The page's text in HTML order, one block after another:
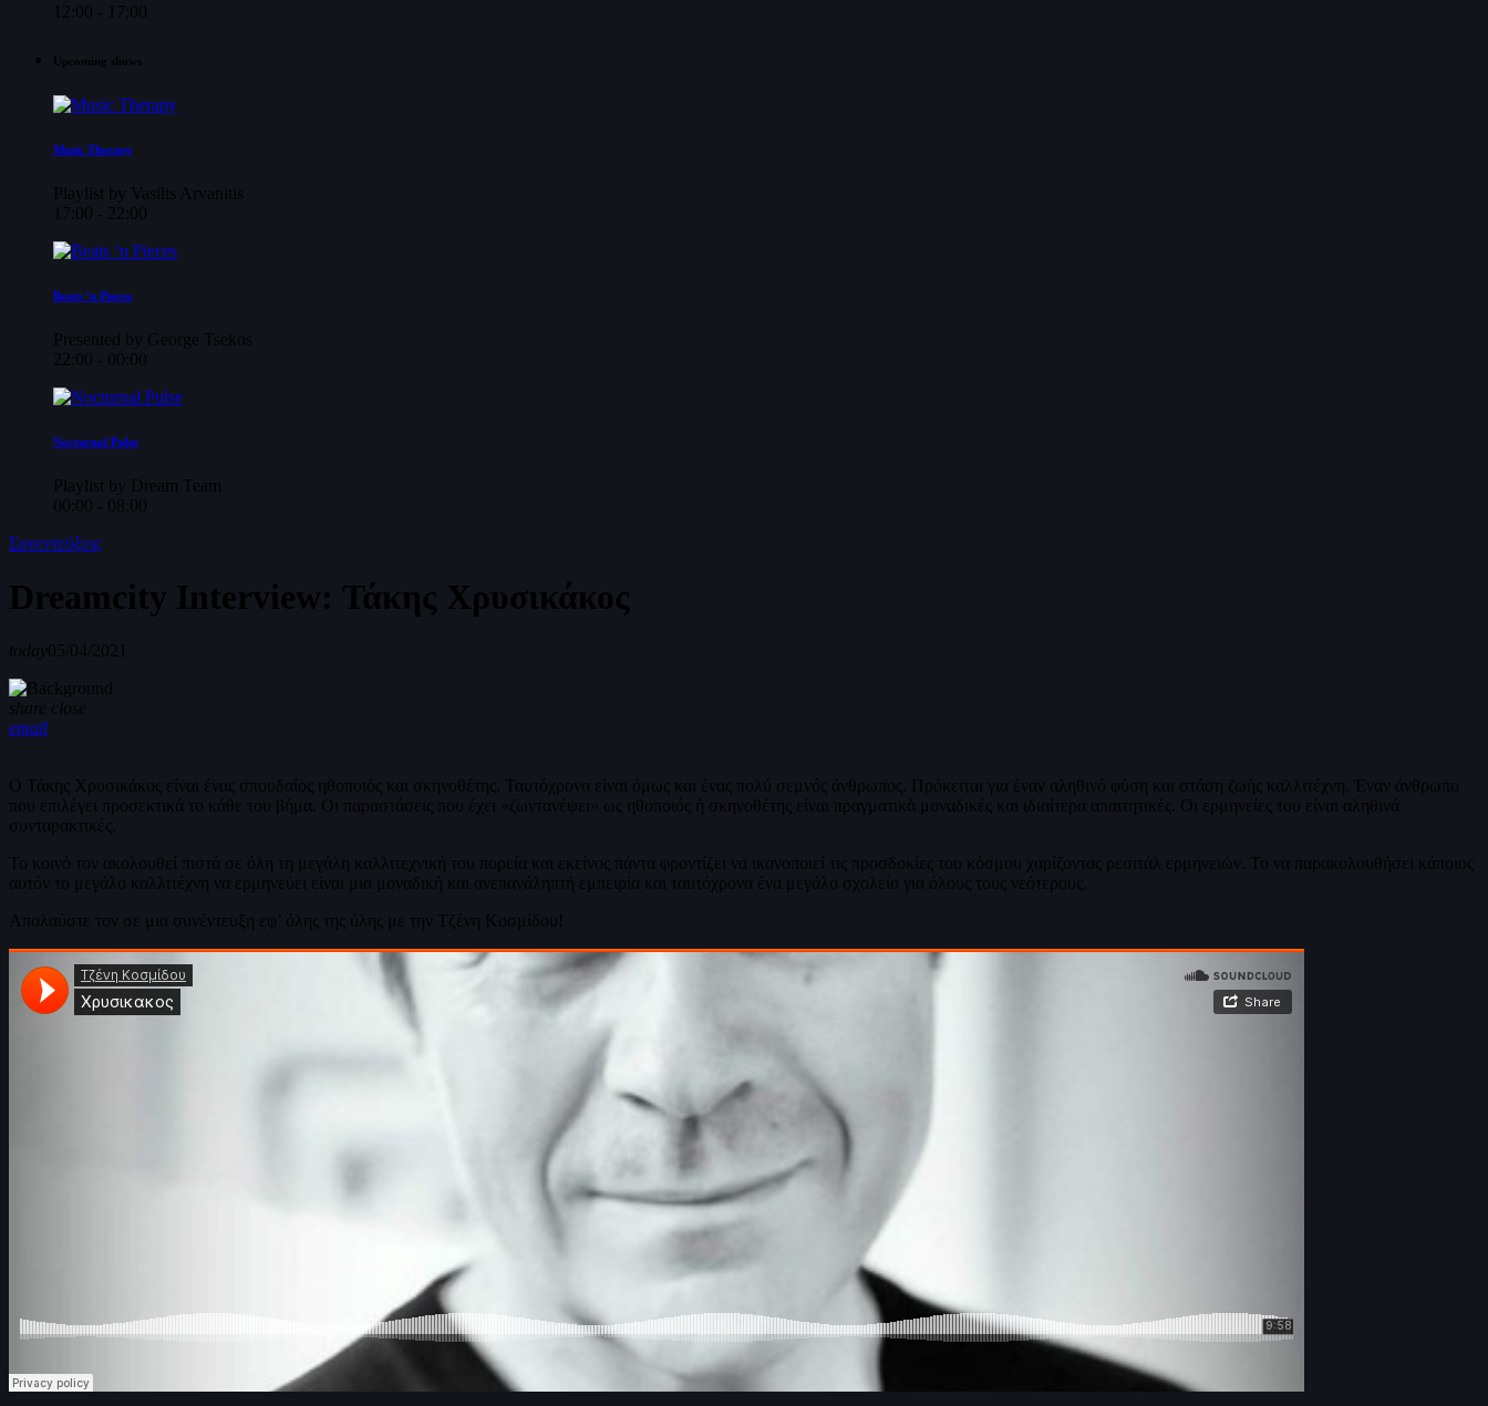
12:00 - 17:00
Upcoming shows
Music Therapy
Playlist by Vasilis Arvanitis
17:00 - 22:00
Beats ‘n Pieces
Presented by George Tsekos
22:00 - 00:00
Nocturnal Pulse
Playlist by Dream Team
00:00 - 08:00
Συνεντεύξεις
Dreamcity Interview: Τάκης Χρυσικάκος
today05/04/2021
share close
email
Ο Τάκης Χρυσικάκος είναι ένας σπουδαίος ηθοποιός και σκηνοθέτης. Ταυτόχρονα είναι όμως και ένας πολύ σεμνός άνθρωπος. Πρόκειται για έναν αληθινό φύση και στάση ζωής καλλιτέχνη. Έναν άνθρωπο
που επιλέγει προσεκτικά το κάθε του βήμα. Οι παραστάσεις που έχει «ζωντανέψει» ως ηθοποιός ή σκηνοθέτης είναι πραγματικά μοναδικές και ιδιαίτερα απαιτητικές. Οι ερμηνείες του είναι αληθινά
συνταρακτικές.
Το κοινό τον ακολουθεί πιστά σε όλη τη μεγάλη καλλιτεχνική του πορεία και εκείνος πάντα φροντίζει να ικανοποιεί τις προσδοκίες του κόσμου χαρίζοντας ρεσιτάλ ερμηνειών. Το να παρακολουθήσει κάποιος
αυτόν το μεγάλο καλλιτέχνη να ερμηνεύει είναι μια μοναδική και ανεπανάληπτή εμπειρία και ταυτόχρονα ένα μεγάλο σχολείο για όλους τους νεότερους.
Απολαύστε τoν σε μια συνέντευξη εφ’ όλης της ύλης με την Τζένη Κοσμίδου!